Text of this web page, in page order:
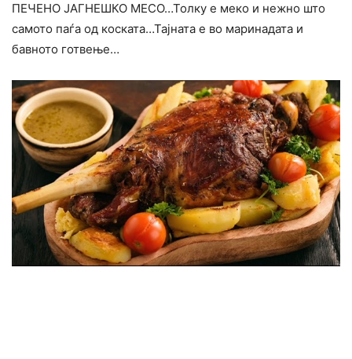
ПЕЧЕНО ЈАГНЕШКО МЕСО…Толку е меко и нежно што
самото паѓа од коската…Тајната е во маринадата и
бавното готвење…